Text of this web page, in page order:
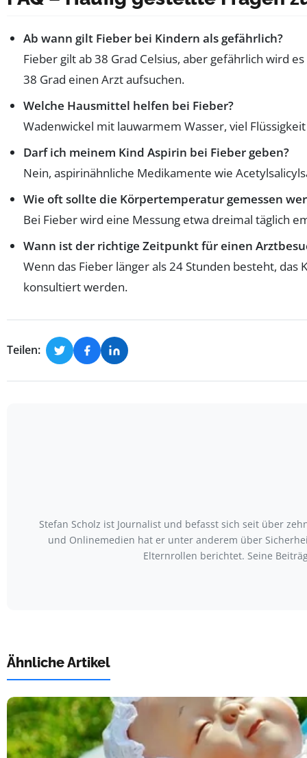
Ab wann gilt Fieber bei Kindern als gefährlich?
Fieber gilt ab 38 Grad Celsius, aber gefährlich wird
38 Grad einen Arzt aufsuchen.
Welche Hausmittel helfen bei Fieber?
Wadenwickel mit lauwarmem Wasser, viel
Darf ich meinem Kind Aspirin bei Fieber geben?
Nein, aspirinähnliche Medikamente wie
Wie oft sollte die Körpertemperatur gemessen
Bei Fieber wird eine Messung etwa dreimal täglich
Wann ist der richtige Zeitpunkt für einen
Wenn das Fieber länger als 24 Stunden besteht,
konsultiert werden.
Teilen:
Stefan Scholz ist Journalist und befasst sich seit über
und Onlinemedien hat er unter anderem über
Elternrollen berichtet. Seine
Ähnliche Artikel